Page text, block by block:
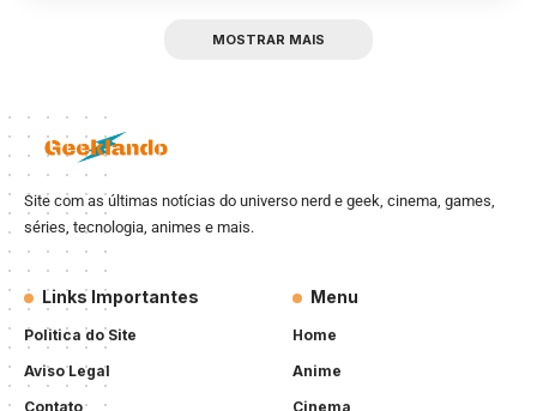
MOSTRAR MAIS
Site com as últimas notícias do universo nerd e geek, cinema, games,
séries, tecnologia, animes e mais.
Links Importantes
Politica do Site
Aviso Legal
Contato
Menu
Home
Anime
Cinema